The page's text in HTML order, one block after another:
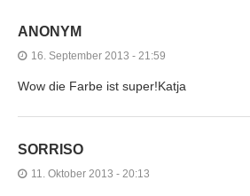
ANONYM
16. September 2013 - 21:59
Wow die Farbe ist super!Katja
SORRISO
11. Oktober 2013 - 20:13